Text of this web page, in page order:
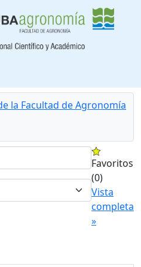
la Facultad de Agronomía
Favoritos
(0)
Vista
completa
»